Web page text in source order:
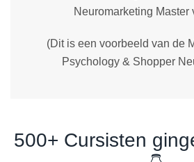
Neuromarketing Master
(Dit is een voorbeeld van de
Psychology & Shopper
500+ Cursisten